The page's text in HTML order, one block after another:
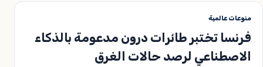
منوعات عالمية
فرنسا تختبر طائرات درون مدعومة بالذكاء
الاصطناعي لرصد حالات الغرق